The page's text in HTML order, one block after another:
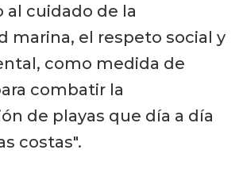
cuidado de la
marina, el respeto social y
como medida de
combatir la
de playas que día a día
costas".